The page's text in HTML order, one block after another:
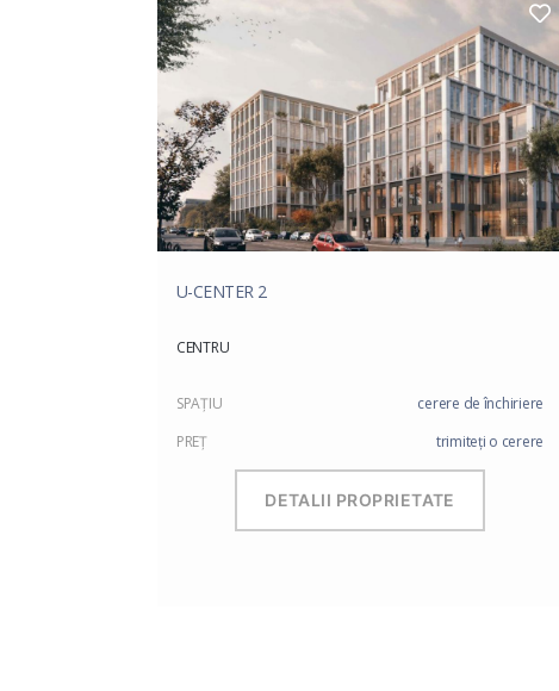
U-CENTER 2
CENTRU
SPAŢIU
cerere de închiriere
PREŢ
trimiteți o cerere
DETALII PROPRIETATE